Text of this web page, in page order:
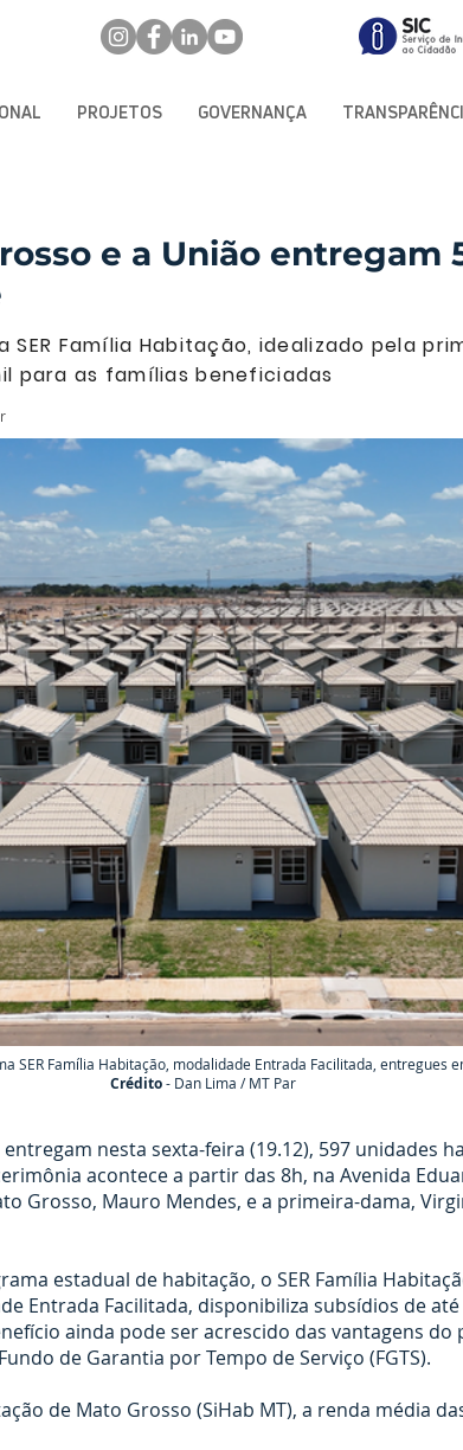
PROJETOS GOVERNANÇA
e a União entregam
Família Habitação, idealizado pela
para as famílias beneficiadas
SER Família Habitação, modalidade Entrada Facilitada, entregues
Crédito- Dan Lima / MT Par
nesta sexta-feira (19.12), 597 unidades
acontece a partir das 8h, na Avenida
Grosso, Mauro Mendes, e a primeira-dama,
estadual de habitação, o SER Família
Entrada Facilitada, disponibiliza subsídios de
ainda pode ser acrescido das vantagens
de Garantia por Tempo de Serviço (FGTS).
de Mato Grosso (SiHab MT), a renda média